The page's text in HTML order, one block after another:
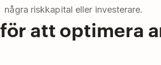
några riskkapital eller investerare.
att optimera